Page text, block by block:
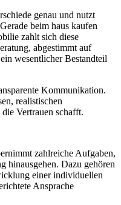
genau und nutzt
beim haus kaufen
zahlt sich diese
abgestimmt auf
wesentlicher Bestandteil
Kommunikation.
realistischen
Vertrauen schafft.
zahlreiche Aufgaben,
hinausgehen. Dazu gehören
einer individuellen
Ansprache